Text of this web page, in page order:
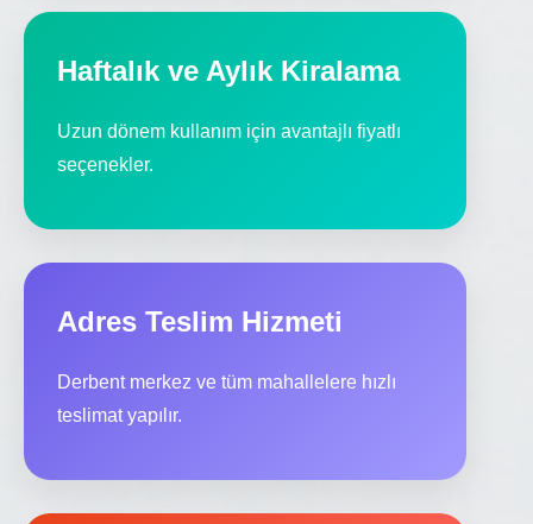
Haftalık ve Aylık Kiralama
Uzun dönem kullanım için avantajlı fiyatlı
seçenekler.
Adres Teslim Hizmeti
Derbent merkez ve tüm mahallelere hızlı
teslimat yapılır.